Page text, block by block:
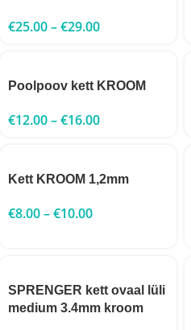
€25.00–€29.00
Poolpoov kett KROOM
€12.00–€16.00
Kett KROOM 1,2mm
€8.00–€10.00
SPRENGER kett ovaal lüli
medium 3.4mm kroom